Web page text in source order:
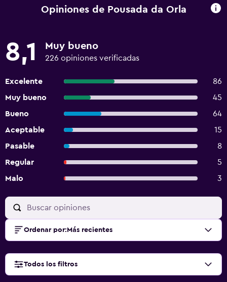
Opiniones de Pousada da Orla
8,1 Muy bueno
226 opiniones verificadas
Excelente
86
Muy bueno
45
Bueno
64
Aceptable
15
Pasable
8
Regular
5
Malo
3
Ordenar por: Más recientes
Todos los filtros